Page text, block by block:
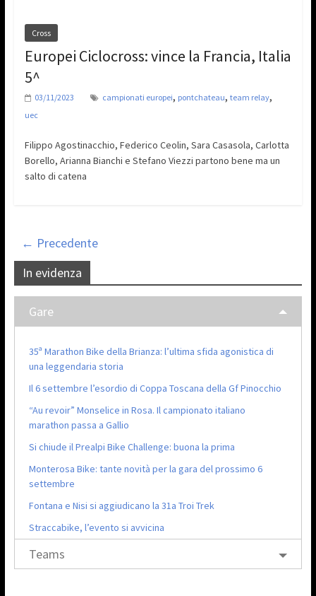
Cross
Europei Ciclocross: vince la Francia, Italia
5^
03/11/2023 campionati europei, pontchateau, team relay,
uec
Filippo Agostinacchio, Federico Ceolin, Sara Casasola, Carlotta
Borello, Arianna Bianchi e Stefano Viezzi partono bene ma un
salto di catena
← Precedente
In evidenza
Gare
35ª Marathon Bike della Brianza: l’ultima sfida agonistica di
una leggendaria storia
Il 6 settembre l’esordio di Coppa Toscana della Gf Pinocchio
“Au revoir” Monselice in Rosa. Il campionato italiano
marathon passa a Gallio
Si chiude il Prealpi Bike Challenge: buona la prima
Monterosa Bike: tante novità per la gara del prossimo 6
settembre
Fontana e Nisi si aggiudicano la 31a Troi Trek
Straccabike, l’evento si avvicina
Teams